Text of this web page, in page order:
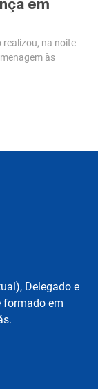
em
realizou, na noite
às
Delegado e
formado em